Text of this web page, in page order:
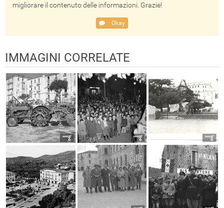
migliorare il contenuto delle informazioni. Grazie!
Okay
IMMAGINI CORRELATE